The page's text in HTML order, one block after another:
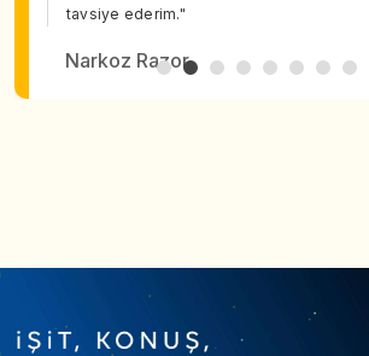
tavsiye ederim."
Narkoz Razor